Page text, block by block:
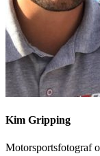
Kim Gripping
Motorsportsfotograf